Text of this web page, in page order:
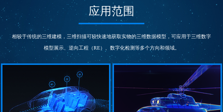
0.03
帧扫描区域
300*275mm
测量精度
0.015~0.005
mm
5000000像素
应用范围
相较于传统的三维建模，三维扫描可较快速地获取实物的三维数据模型，可应用于三维数字
模型展示、逆向工程（RE）、数字化检测等多个方向和领域。